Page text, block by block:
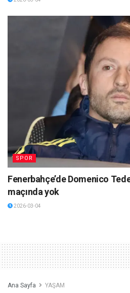
SPOR
Fenerbahçe’de Domenico
maçında yok
2026-03-04
Ana Sayfa YAŞAM